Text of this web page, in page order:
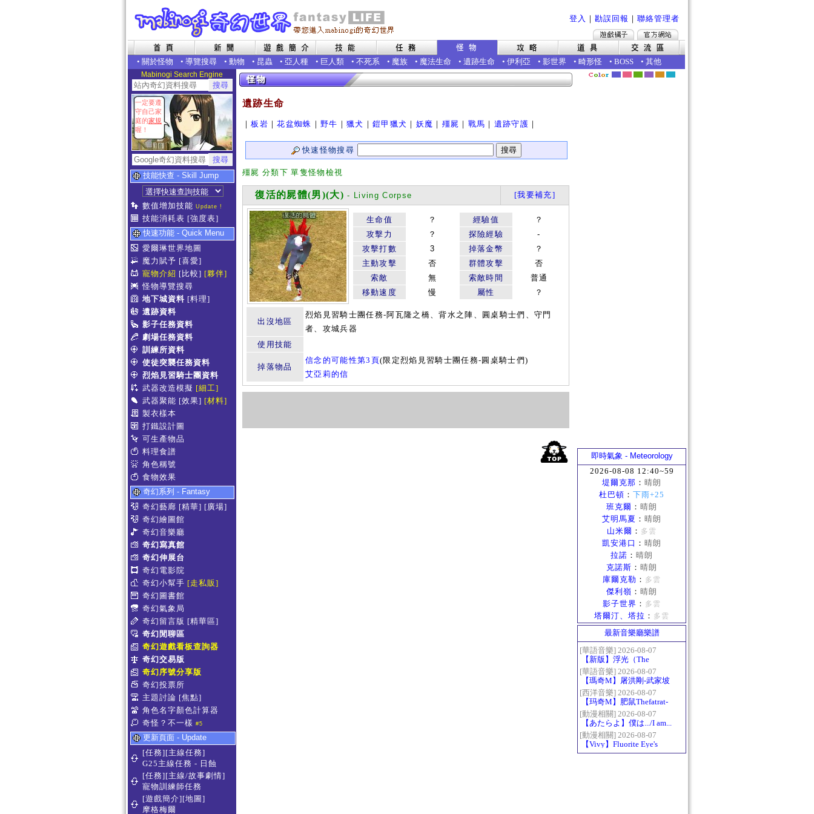
登入 ｜ 勘誤回報 ｜ 聯絡管理者
• 關於怪物 • 導覽搜尋 • 動物 • 昆蟲 • 亞人種 • 巨人類 • 不死系 • 魔族 • 魔法生命 • 遺跡生命 • 伊利亞 • 影世界 • 畸形怪 • BOSS • 其他
Mabinogi Search Engine
一定要遵
守自己家
庭的家規
喔！
技能快查 - Skill Jump
數值增加技能 Update !
技能消耗表 [強度表]
快速功能 - Quick Menu
愛爾琳世界地圖
魔力賦予 [喜愛]
寵物介紹 [比較] [夥伴]
怪物導覽搜尋
地下城資料 [料理]
遺跡資料
影子任務資料
劇場任務資料
訓練所資料
使徒突襲任務資料
烈焰見習騎士團資料
武器改造模擬 [細工]
武器聚能 [效果] [材料]
製衣樣本
打鐵設計圖
可生產物品
料理食譜
角色稱號
食物效果
奇幻系列 - Fantasy
奇幻藝廊 [精華] [廣場]
奇幻繪圖館
奇幻音樂廳
奇幻寫真館
奇幻伸展台
奇幻電影院
奇幻小幫手 [走私販]
奇幻圖書館
奇幻氣象局
奇幻留言版 [精華區]
奇幻閒聊區
奇幻遊戲看板查詢器
奇幻交易版
奇幻序號分享版
奇幻投票所
主題討論 [焦點]
角色名字顏色計算器
奇怪？不一樣 #5
更新頁面 - Update
[任務][主線任務]
G25主線任務 - 日蝕
[任務][主線/故事劇情]
寵物訓練師任務
[遊戲簡介][地圖]
摩格梅爾
遺跡生命
｜板岩 ｜花盆蜘蛛 ｜野牛 ｜獵犬 ｜鎧甲獵犬 ｜ 妖魔 ｜ 殭屍 ｜ 戰馬 ｜ 遺跡守護 ｜
快速怪物搜尋
殭屍 分類下 單隻怪物檢視
復活的屍體(男)(大) - Living Corpse [我要補充]
生命值 ？ 經驗值
？
攻擊力
？ 探險經驗
-
攻擊打數
3 掉落金幣
？
主動攻擊
否 群體攻擊
否
索敵
無 索敵時間
普通
移動速度
慢 屬性 ？
出沒地區
烈焰見習騎士團任務-阿瓦隆之橋、背水之陣、圓桌騎士們、守門
者、攻城兵器
使用技能
掉落物品
信念的可能性第3頁(限定烈焰見習騎士團任務-圓桌騎士們)
艾亞莉的信
即時氣象 - Meteorology
2026-08-08 12:40~59
堤爾克那 ： 晴朗
杜巴頓 ： 下雨+25
班克爾 ： 晴朗
艾明馬夏 ： 晴朗
山米爾 ： 多雲
凱安港口 ： 晴朗
拉諾 ： 晴朗
克諾斯 ： 晴朗
庫爾克勒 ： 多雲
傑利嶺 ： 晴朗
影子世界 ： 多雲
塔爾汀、塔拉 ： 多雲
最新音樂廳樂譜
[華語音樂] 2026-08-07
【新版】浮光（The
History）：六和弦
[華語音樂] 2026-08-07
【瑪奇M】屠洪剛-武家坡
2021
[西洋音樂] 2026-08-07
【玛奇M】肥鼠Thefatrat-
Monody
[動漫相關] 2026-08-07
【あたらよ】僕は.../I am...
（我內心的糟糕念頭/僕の
心のヤバイやつ第二季
OP）
[動漫相關] 2026-08-07
【Vivy】Fluorite Eye's
Song